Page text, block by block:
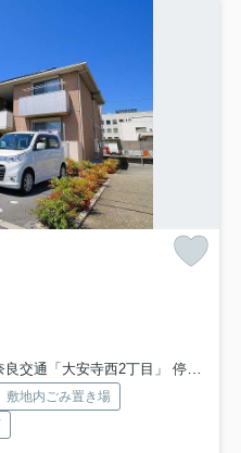
通「大安寺西2丁目」 停歩4分
敷地内ごみ置き場